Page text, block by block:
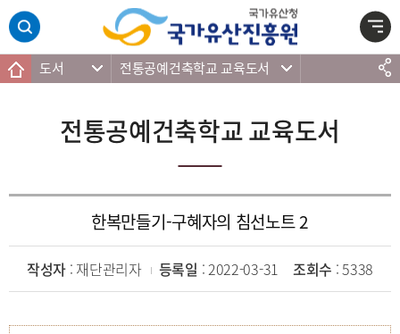
본문 바로가기
주메뉴 바로가기
하단 바로가기
도서 전통공예건축학교 교육도서
전통공예건축학교 교육도서
한복만들기-구혜자의 침선노트 2
작성자 : 재단관리자 등록일 : 2022-03-31 조회수 : 5338